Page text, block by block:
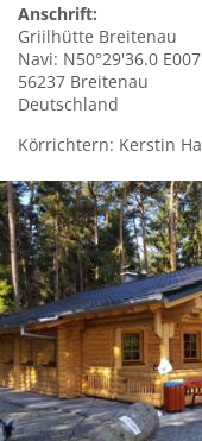
Anschrift:
Griilhütte Breitenau
Navi: N50°29'36.0
56237 Breitenau
Deutschland
Körrichtern: Kerstin